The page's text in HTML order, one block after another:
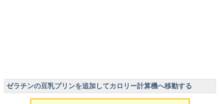
ゼラチンの豆乳プリンを追加してカロリー計算機へ移動する